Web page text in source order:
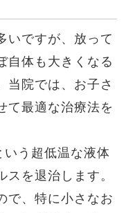
いですが、放って
自体も大きくなる
当院では、お子さ
て最適な治療法を
う超低温な液体
を退治します。
で、特に小さなお